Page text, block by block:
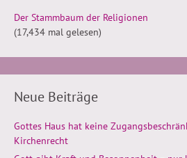
Der Stammbaum der Religionen
(17,434 mal gelesen)
Neue Beiträge
Gottes Haus hat keine
Kirchenrecht